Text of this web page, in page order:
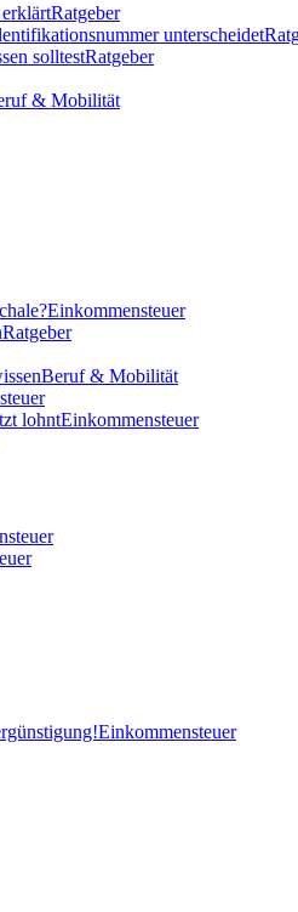
Ratgeber
unterscheidet
solltestRatgeber
& Mobilität
Einkommensteuer
Ratgeber
Beruf & Mobilität
lohntEinkommensteuer
Einkommensteuer